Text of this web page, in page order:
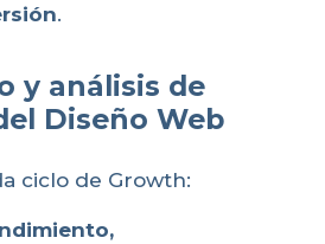
.
y análisis de
Diseño Web
ciclo de Growth: